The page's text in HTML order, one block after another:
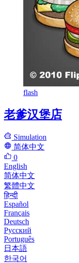
flash
老爹汉堡店
Simulation
简体中文
0
English
简体中文
繁體中文
हिन्दी
Español
Français
Deutsch
Русский
Português
日本語
한국어